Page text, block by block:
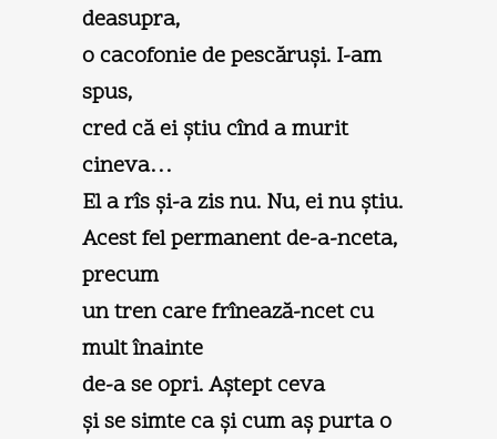
deasupra,
o cacofonie de pescăruşi. I-am
spus,
cred că ei ştiu cînd a murit
cineva…
El a rîs şi-a zis nu. Nu, ei nu ştiu.
Acest fel permanent de-a-nceta,
precum
un tren care frînează-ncet cu
mult înainte
de-a se opri. Aştept ceva
şi se simte ca şi cum aş purta o